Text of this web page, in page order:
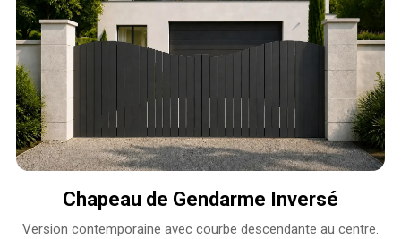
Chapeau de Gendarme Inversé
Version contemporaine avec courbe descendante au centre.